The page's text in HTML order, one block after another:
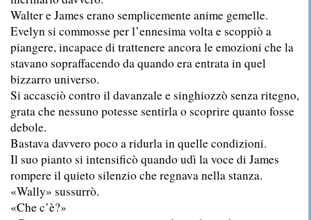
Walter e James erano semplicemente anime gemelle.
Evelyn si commosse per l’ennesima volta e scoppiò a
piangere, incapace di trattenere ancora le emozioni che la
stavano sopraffacendo da quando era entrata in quel
bizzarro universo.
Si accasciò contro il davanzale e singhiozzò senza ritegno,
grata che nessuno potesse sentirla o scoprire quanto fosse
debole.
Bastava davvero poco a ridurla in quelle condizioni.
Il suo pianto si intensificò quando udì la voce di James
rompere il quieto silenzio che regnava nella stanza.
«Wally» sussurrò.
«Che c’è?»